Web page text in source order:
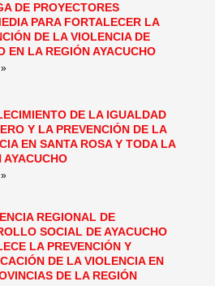
DE PROYECTORES
PARA FORTALECER LA
DE LA VIOLENCIA DE
EN LA REGIÓN AYACUCHO
DE LA IGUALDAD
Y LA PREVENCIÓN DE LA
EN SANTA ROSA Y TODA LA
AYACUCHO
REGIONAL DE
SOCIAL DE AYACUCHO
LA PREVENCIÓN Y
DE LA VIOLENCIA EN
DE LA REGIÓN